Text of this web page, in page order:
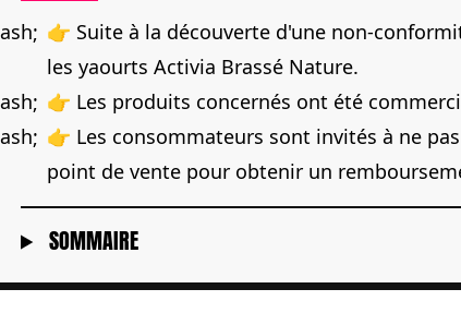
👉 Suite à la découverte d'une non-
les yaourts Activia Brassé Nature.
👉 Les produits concernés ont été
👉 Les consommateurs sont invités à ne
point de vente pour obtenir un
SOMMAIRE